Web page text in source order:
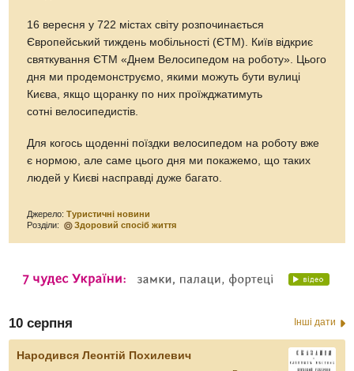
16 вересня у 722 містах світу розпочинається
Європейський тиждень мобільності (ЄТМ). Київ відкриє
святкування ЄТМ «Днем Велосипедом на роботу». Цього
дня ми продемонструємо, якими можуть бути вулиці
Києва, якщо щоранку по них проїжджатимуть
сотні велосипедистів.
Для когось щоденні поїздки велосипедом на роботу вже
є нормою, але саме цього дня ми покажемо, що таких
людей у Києві насправді дуже багато.
Джерело:Туристичні новини
Розділи:
Здоровий спосіб життя
10 серпня Інші дати
Народився Леонтій Похилевич